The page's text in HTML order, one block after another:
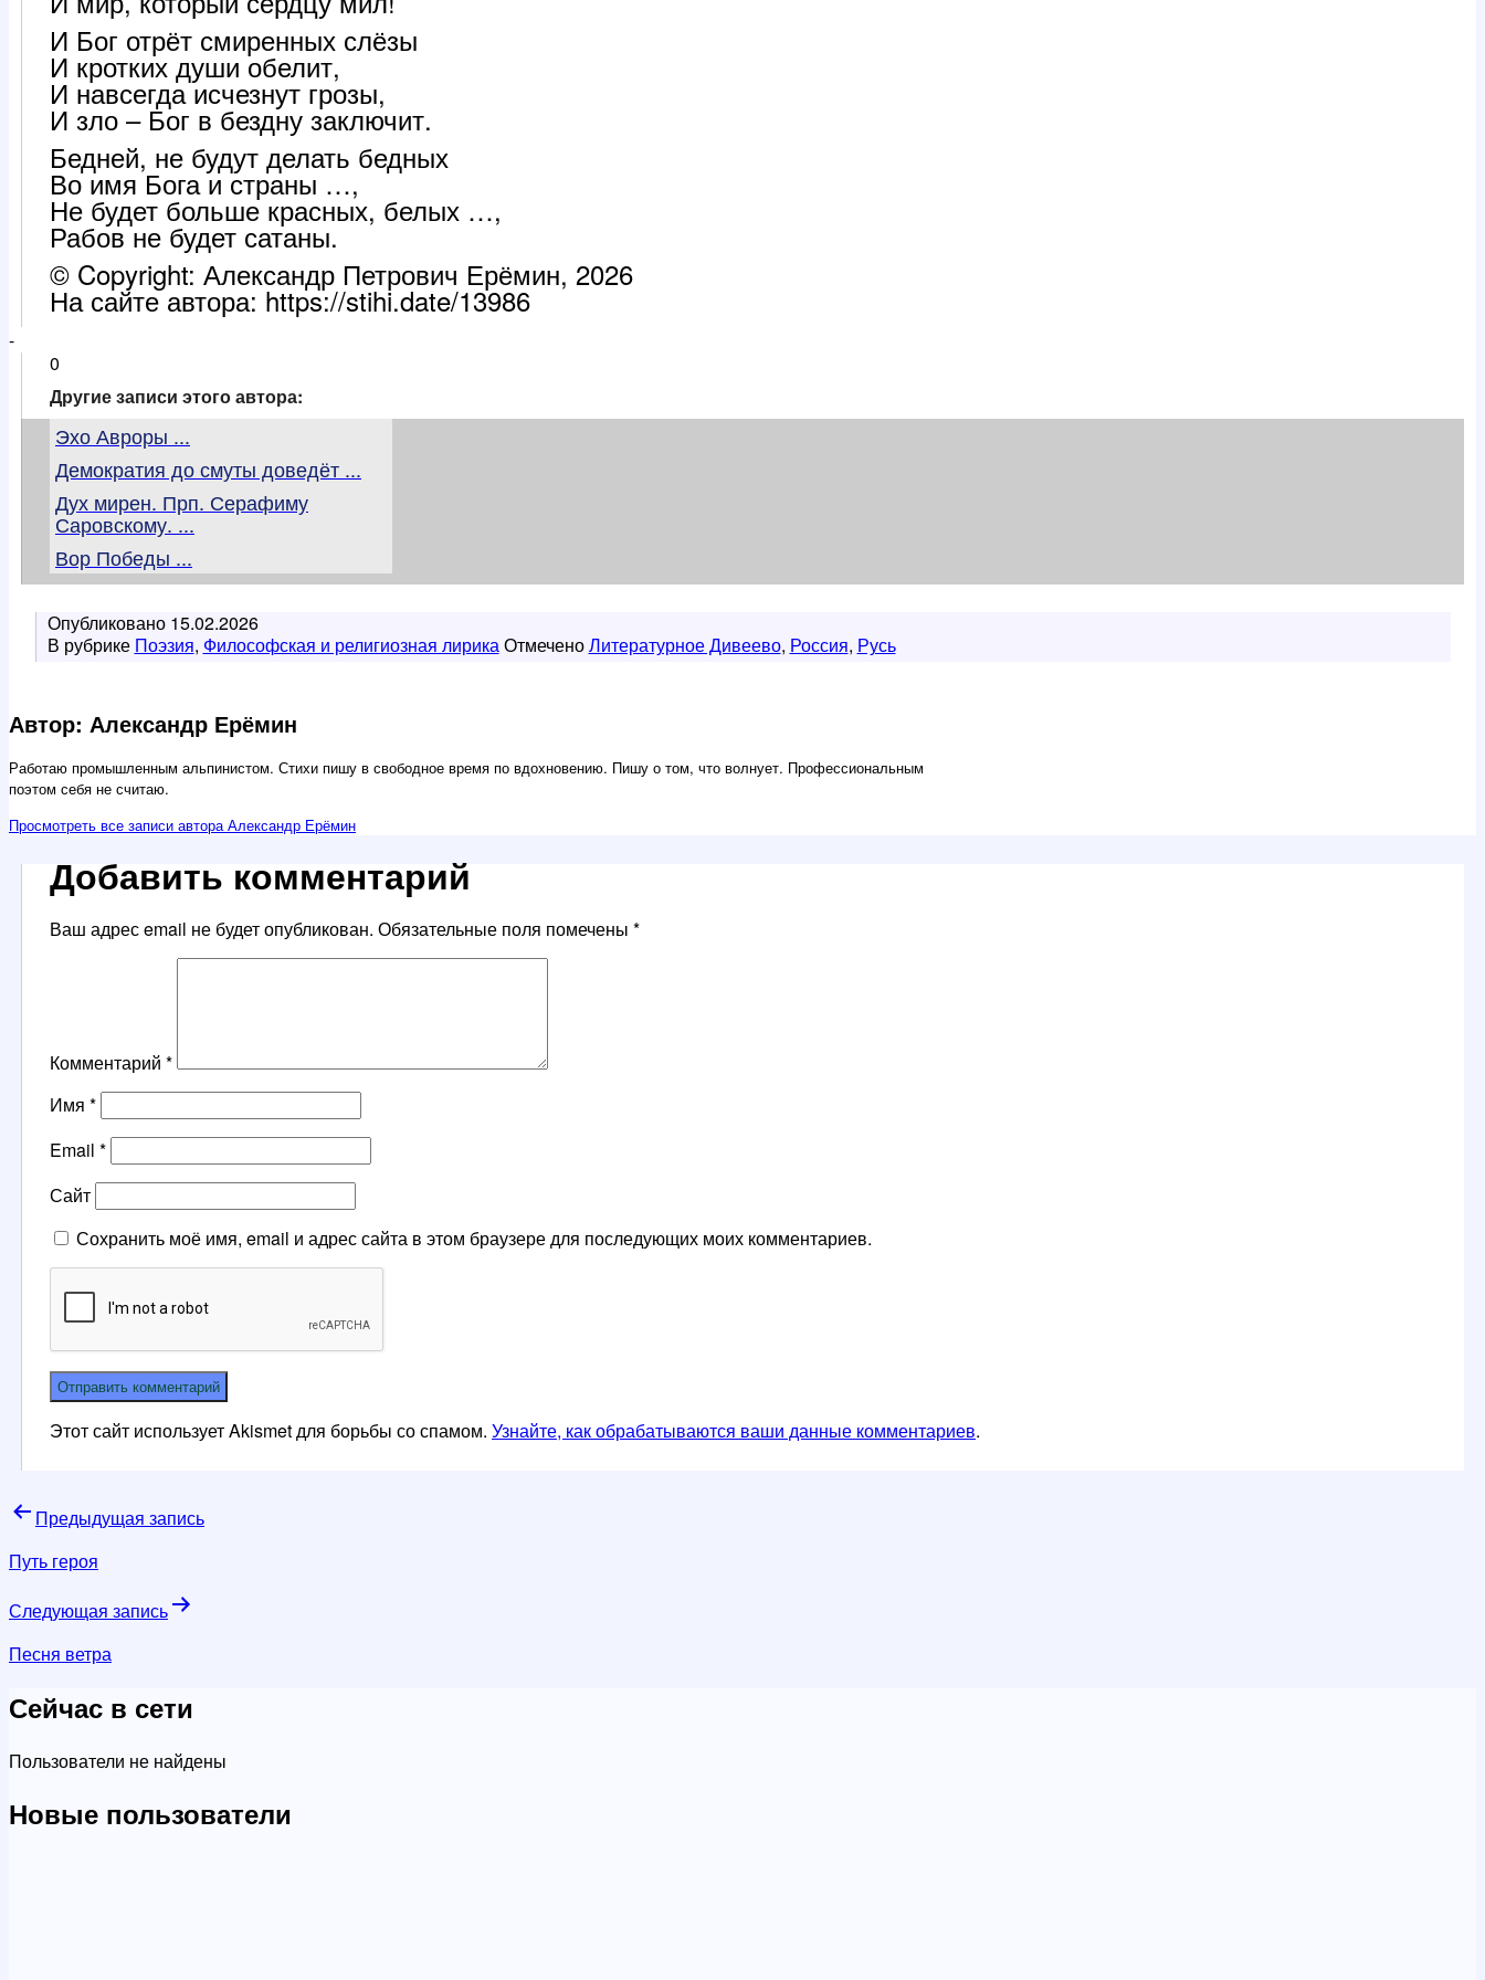
И Бог отрёт смиренных слёзы
И кротких души обелит,
И навсегда исчезнут грозы,
И зло – Бог в бездну заключит.
Бедней, не будут делать бедных
Во имя Бога и страны …,
Не будет больше красных, белых …,
Рабов не будет сатаны.
© Copyright: Александр Петрович Ерёмин, 2026
На сайте автора: https://stihi.date/13986
-
0
Другие записи этого автора:
Эхо Авроры ...
Демократия до смуты доведёт ...
Дух мирен. Прп. Серафиму
Саровскому. ...
Вор Победы ...
Опубликовано 15.02.2026
В рубрике Поэзия, Философская и религиозная лирикаОтмеченоЛитературное Дивеево, Россия, Русь
Автор: Александр Ерёмин
Работаю промышленным альпинистом. Стихи пишу в свободное время по вдохновению. Пишу о том, что волнует. Профессиональным
поэтом себя не считаю.
Просмотреть все записи автора Александр Ерёмин
Добавить комментарий
Ваш адрес email не будет опубликован. Обязательные поля помечены *
Комментарий *
Имя *
Email *
Сайт
Сохранить моё имя, email и адрес сайта в этом браузере для последующих моих комментариев.
Этот сайт использует Akismet для борьбы со спамом. Узнайте, как обрабатываются ваши данные комментариев.
Навигация
по
Предыдущая запись
Путь героя
Следующая запись
Песня ветра
Сейчас в сети
Пользователи не найдены
Новые пользователи